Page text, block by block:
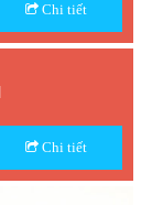
Chi tiết
Chi tiết